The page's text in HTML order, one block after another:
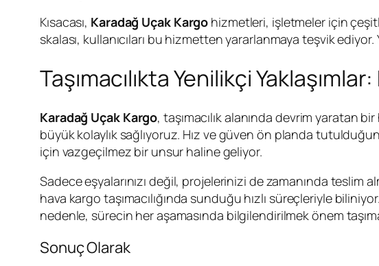
Kısacası, Karadağ Uçak Kargo hizmetleri, işletmeler için
skalası, kullanıcıları bu hizmetten yararlanmaya teşvik
Taşımacılıkta Yenilikçi
Karadağ Uçak Kargo, taşımacılık alanında devrim yaratan
büyük kolaylık sağlıyoruz. Hız ve güven ön planda
için vazgeçilmez bir unsur haline geliyor.
Sadece eşyalarınızı değil, projelerinizi de zamanında teslim
hava kargo taşımacılığında sunduğu hızlı süreçleriyle
nedenle, sürecin her aşamasında bilgilendirilmek önem
Sonuç Olarak